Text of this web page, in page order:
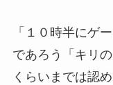
「１０時半にゲ
であろう「キリ
くらいまでは認